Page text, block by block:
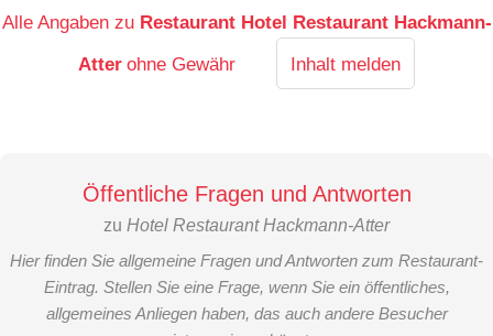
Alle Angaben zu Restaurant Hotel Restaurant Hackmann-
Atter ohne Gewähr Inhalt melden
Öffentliche Fragen und Antworten
zu Hotel Restaurant Hackmann-Atter
Hier finden Sie allgemeine Fragen und Antworten zum Restaurant-
Eintrag. Stellen Sie eine Frage, wenn Sie ein öffentliches,
allgemeines Anliegen haben, das auch andere Besucher